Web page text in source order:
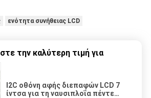
ενότητα συνήθειας LCD
την καλύτερη τιμή για
I2C οθόνη αφής διεπαφών LCD 7
ίντσα για τη ναυσιπλοΐα πέντε